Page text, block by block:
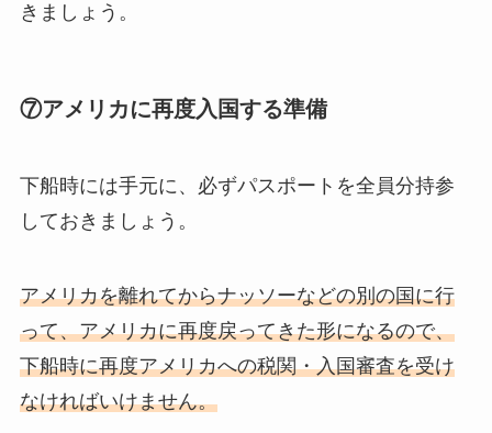
きましょう。
⑦アメリカに再度入国する準備
下船時には手元に、必ずパスポート を全員分持参
しておきましょう。
アメリカを離れてからナッソーなどの別の国に行
って、アメリカに再度戻ってきた形になるので、
下船時に再度アメリカへの税関・入国審査を受け
なければいけません。